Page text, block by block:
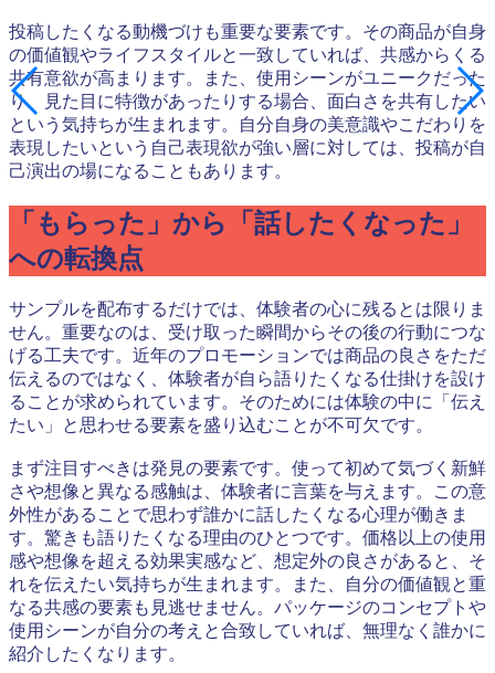
投稿したくなる動機づけも重要な要素です。その商品が自身
の価値観やライフスタイルと一致していれば、共感からくる
共有意欲が高まります。また、使用シーンがユニークだった
り、見た目に特徴があったりする場合、面白さを共有したい
という気持ちが生まれます。自分自身の美意識やこだわりを
表現したいという自己表現欲が強い層に対しては、投稿が自
己演出の場になることもあります。
「もらった」から「話したくなった」
への転換点
サンプルを配布するだけでは、体験者の心に残るとは限りま
せん。重要なのは、受け取った瞬間からその後の行動につな
げる工夫です。近年のプロモーションでは商品の良さをただ
伝えるのではなく、体験者が自ら語りたくなる仕掛けを設け
ることが求められています。そのためには体験の中に「伝え
たい」と思わせる要素を盛り込むことが不可欠です。
まず注目すべきは発見の要素です。使って初めて気づく新鮮
さや想像と異なる感触は、体験者に言葉を与えます。この意
外性があることで思わず誰かに話したくなる心理が働きま
す。驚きも語りたくなる理由のひとつです。価格以上の使用
感や想像を超える効果実感など、想定外の良さがあると、そ
れを伝えたい気持ちが生まれます。また、自分の価値観と重
なる共感の要素も見逃せません。パッケージのコンセプトや
使用シーンが自分の考えと合致していれば、無理なく誰かに
紹介したくなります。